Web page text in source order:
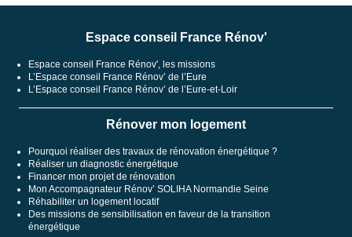
Espace conseil France Rénov'
Espace conseil France Rénov', les missions
L’Espace conseil France Rénov’ de l’Eure
L’Espace conseil France Rénov’ de l’Eure-et-Loir
Rénover mon logement
Pourquoi réaliser des travaux de rénovation énergétique ?
Réaliser un diagnostic énergétique
Financer mon projet de rénovation
Mon Accompagnateur Rénov’ SOLIHA Normandie Seine
Réhabiliter un logement locatif
Des missions de sensibilisation en faveur de la transition
énergétique